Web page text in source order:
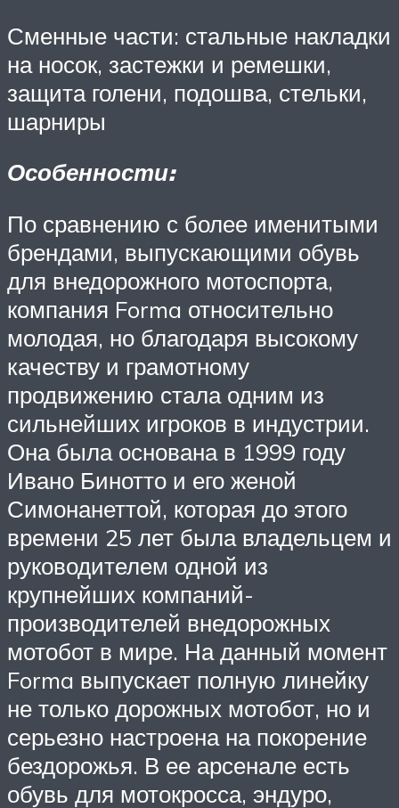
Сменные части: стальные накладки
на носок, застежки и ремешки,
защита голени, подошва, стельки,
шарниры
Особенности:
По сравнению с более именитыми
брендами, выпускающими обувь
для внедорожного мотоспорта,
компания Forma относительно
молодая, но благодаря высокому
качеству и грамотному
продвижению стала одним из
сильнейших игроков в индустрии.
Она была основана в 1999 году
Ивано Бинотто и его женой
Симонанеттой, которая до этого
времени 25 лет была владельцем и
руководителем одной из
крупнейших компаний-
производителей внедорожных
мотобот в мире. На данный момент
Forma выпускает полную линейку
не только дорожных мотобот, но и
серьезно настроена на покорение
бездорожья. В ее арсенале есть
обувь для мотокросса, эндуро,